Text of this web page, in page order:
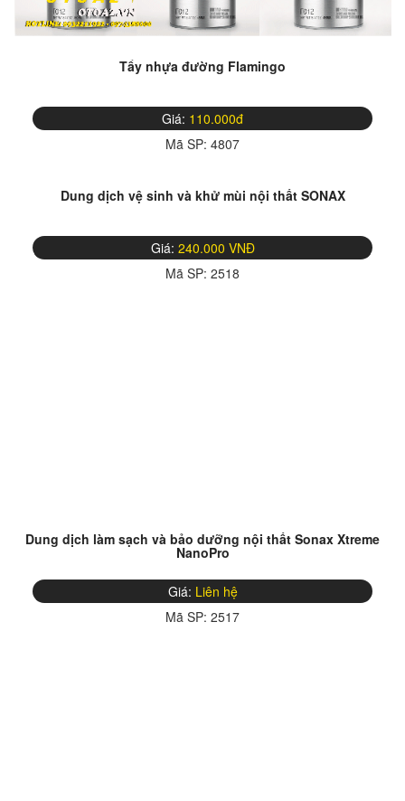
Tẩy nhựa đường Flamingo
Giá: 110.000đ
Mã SP: 4807
Dung dịch vệ sinh và khử mùi nội thất SONAX
Giá: 240.000 VNĐ
Mã SP: 2518
Dung dịch làm sạch và bảo dưỡng nội thất Sonax Xtreme
NanoPro
Giá: Liên hệ
Mã SP: 2517